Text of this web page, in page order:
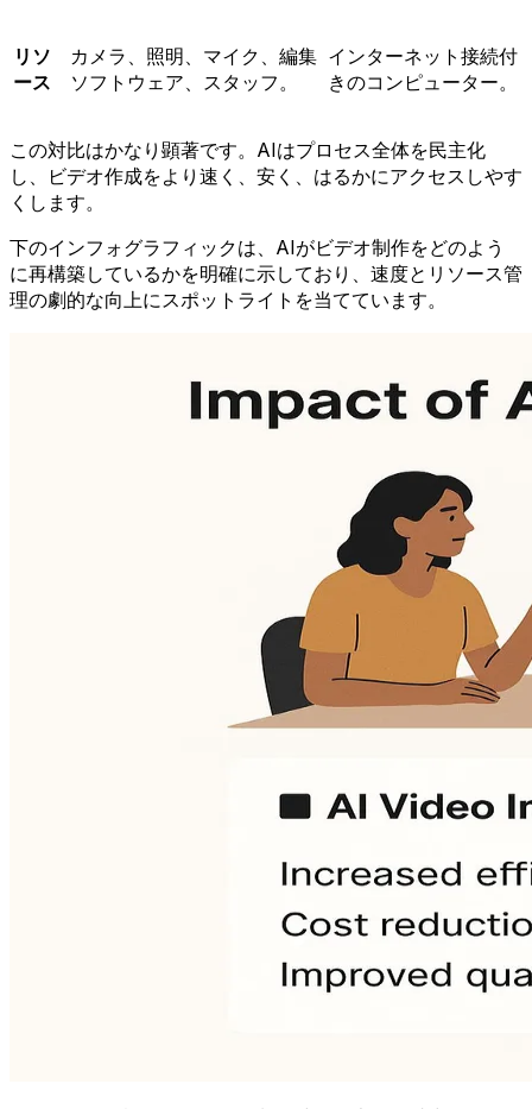
リソ
ース
カメラ、照明、マイク、編集
ソフトウェア、スタッフ。
インターネット接続付
きのコンピューター。
この対比はかなり顕著です。AIはプロセス全体を民主化
し、ビデオ作成をより速く、安く、はるかにアクセスしやす
くします。
下のインフォグラフィックは、AIがビデオ制作をどのよう
に再構築しているかを明確に示しており、速度とリソース管
理の劇的な向上にスポットライトを当てています。